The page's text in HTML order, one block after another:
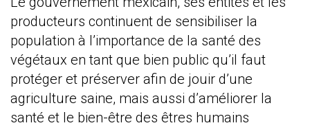
producteurs continuent de sensibiliser la
population à l’importance de la santé des
végétaux en tant que bien public qu’il faut
protéger et préserver afin de jouir d’une
agriculture saine, mais aussi d’améliorer la
santé et le bien-être des êtres humains